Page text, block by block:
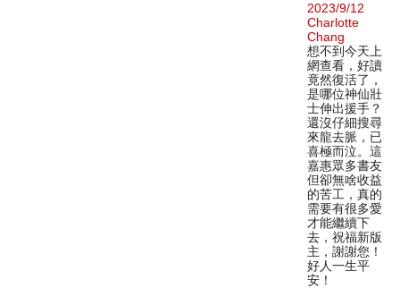
2023/9/12
Charlotte
Chang
想不到今天上
網查看，好讀
竟然復活了，
是哪位神仙壯
士伸出援手？
還沒仔細搜尋
來龍去脈，已
喜極而泣。這
嘉惠眾多書友
但卻無啥收益
的苦工，真的
需要有很多愛
才能繼續下
去，祝福新版
主，謝謝您！
好人一生平
安！